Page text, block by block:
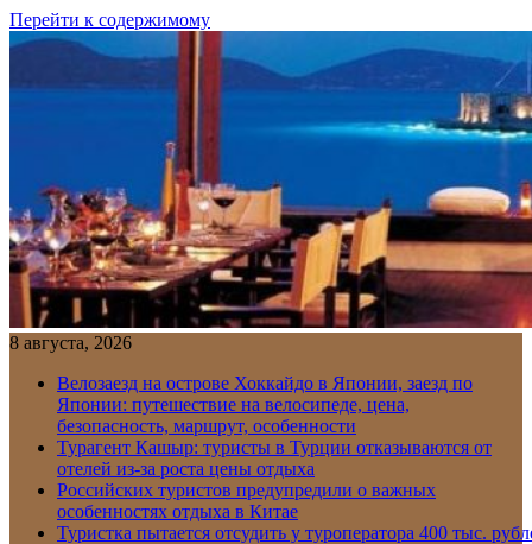
Перейти к содержимому
8 августа, 2026
Велозаезд на острове Хоккайдо в Японии, заезд по
Японии: путешествие на велосипеде, цена,
безопасность, маршрут, особенности
Турагент Кашыр: туристы в Турции отказываются от
отелей из-за роста цены отдыха
Российских туристов предупредили о важных
особенностях отдыха в Китае
Туристка пытается отсудить у туроператора 400 тыс.